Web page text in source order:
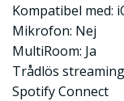
Kompatibel med:
Mikrofon: Nej
MultiRoom: Ja
Trådlös
Spotify Connect